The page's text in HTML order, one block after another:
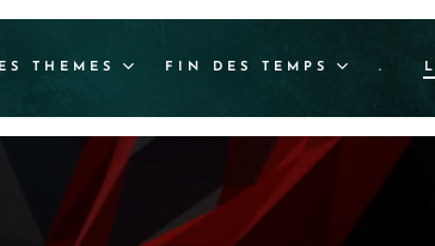
THEMES FIN DES TEMPS .